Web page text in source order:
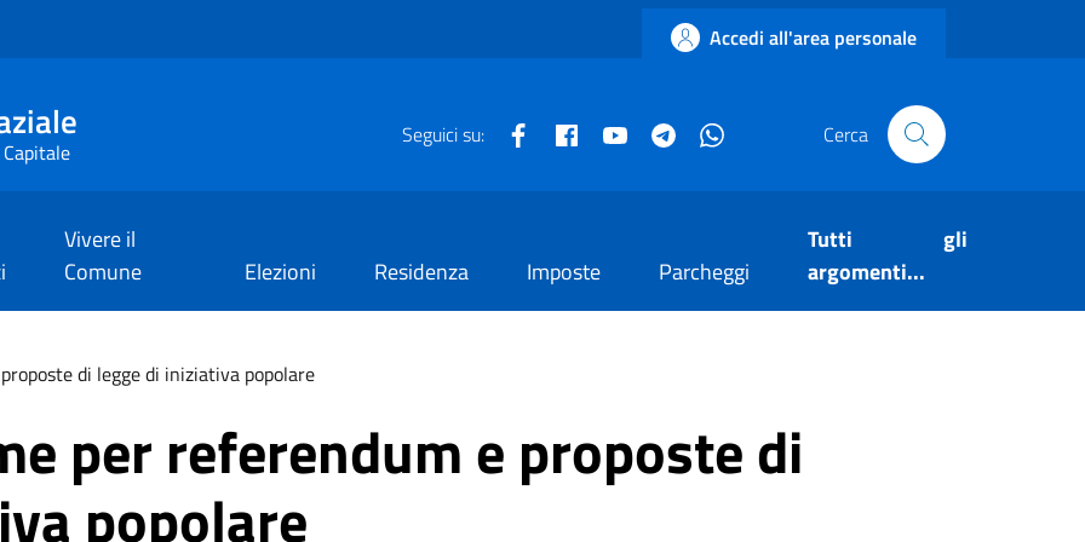
Accedi all'area personale
Seguici su: Facebook istituzionale
Facebook museo civico
YouTube Telegram Cerca
Vivere il
Comune
Elezioni Residenza Imposte Parcheggi
Tutti gli
argomenti...
di legge di iniziativa popolare
per referendum e proposte di
popolare